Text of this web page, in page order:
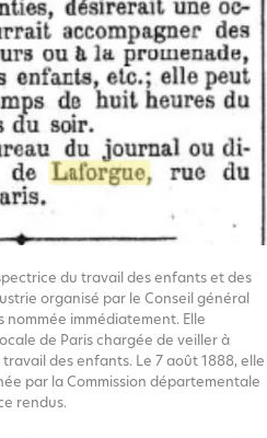
du travail des enfants et des
organisé par le Conseil général
nommée immédiatement. Elle
de Paris chargée de veiller à
travail des enfants. Le 7 août 1888, elle
par la Commission départementale
rendus.